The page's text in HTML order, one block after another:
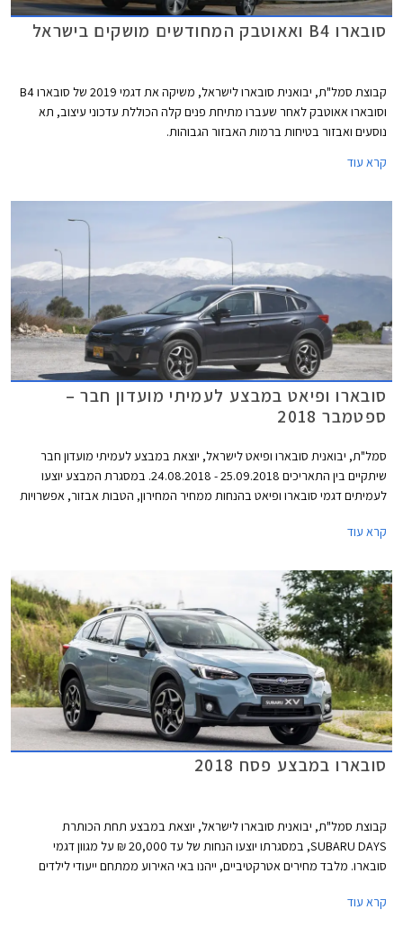
סובארו B4 ואאוטבק המחודשים מושקים בישראל
קבוצת סמל"ת, יבואנית סובארו לישראל, משיקה את דגמי 2019 של סובארו B4
וסובארו אאוטבק לאחר שעברו מתיחת פנים קלה הכוללת עדכוני עיצוב, תא
נוסעים ואבזור בטיחות ברמות האבזור הגבוהות.
קרא עוד
סובארו ופיאט במבצע לעמיתי מועדון חבר –
ספטמבר 2018
סמל"ת, יבואנית סובארו ופיאט לישראל, יוצאת במבצע לעמיתי מועדון חבר
שיתקיים בין התאריכים 25.09.2018 - 24.08.2018. במסגרת המבצע יוצעו
לעמיתים דגמי סובארו ופיאט בהנחות ממחיר המחירון, הטבות אבזור, אפשרויות
המבצע יתקיים בכל סוכנויות פיאט וסובארו ברחבי הארץ, וגם ביריד מועדון חבר
קרא עוד
סובארו במבצע פסח 2018
קבוצת סמל"ת, יבואנית סובארו לישראל, יוצאת במבצע תחת הכותרת
SUBARU DAYS, במסגרתו יוצעו הנחות של עד 20,000 ₪ על מגוון דגמי
סובארו. מלבד מחירים אטרקטיביים, ייהנו באי האירוע ממתחם ייעודי לילדים
קרא עוד